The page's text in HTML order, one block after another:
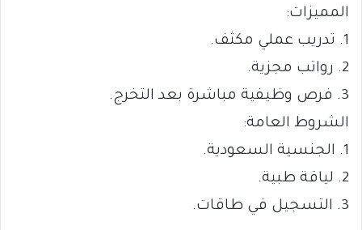
المميزات:
1. تدريب عملي مكثف.
2. رواتب مجزية.
3. فرص وظيفية مباشرة بعد التخرج.
الشروط العامة:
1. الجنسية السعودية.
2. لياقة طبية.
3. التسجيل في طاقات.